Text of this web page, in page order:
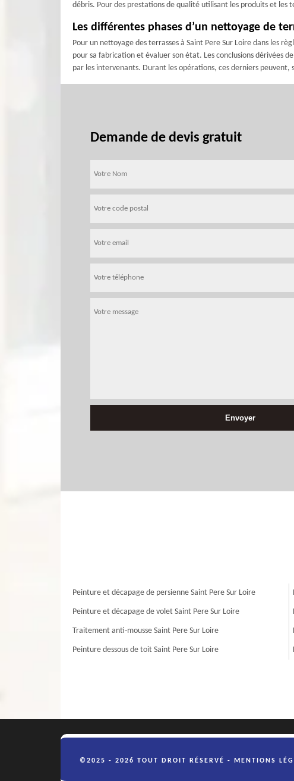
débris. Pour des prestations de qualité utilisant les produits et les
Les différentes phases d’un nettoyage de
Pour un nettoyage des terrasses à Saint Pere Sur Loire dans les
pour sa fabrication et évaluer son état. Les conclusions dérivées
par les intervenants. Durant les opérations, ces derniers
Demande de devis gratuit
Peinture et décapage de persienne Saint Pere Sur Loire
Peinture et décapage de volet Saint Pere Sur Loire
Traitement anti-mousse Saint Pere Sur Loire
Peinture dessous de toit Saint Pere Sur Loire
©2025 - 2026 TOUT DROIT RÉSERVÉ - MENTIONS